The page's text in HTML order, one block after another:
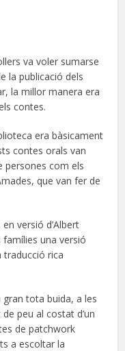
va voler sumarse
la publicació dels
la millor manera era
contes.
era bàsicament
contes orals van
persones com els
que van fer de
versió d’Albert
una versió
traducció rica
gran tota buida, a les
peu al costat d’un
de patchwork
a escoltar la